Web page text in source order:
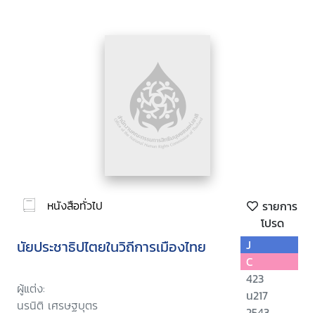
หนังสือทั่วไป
รายการ
โปรด
นัยประชาธิปไตยในวิถีการเมืองไทย
ผู้แต่ง:
นรนิติ เศรษฐบุตร
J
C
423
น217